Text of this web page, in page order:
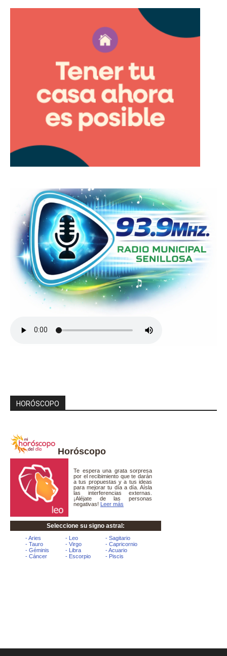
HORÓSCOPO
Horóscopo